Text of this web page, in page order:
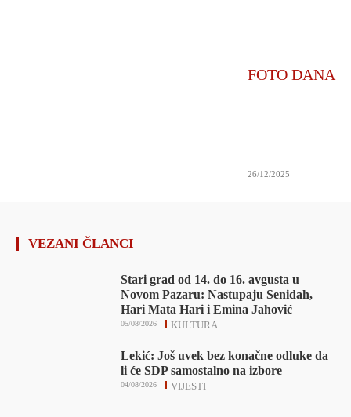
FOTO DANA
26/12/2025
VEZANI ČLANCI
Stari grad od 14. do 16. avgusta u
Novom Pazaru: Nastupaju Senidah,
Hari Mata Hari i Emina Jahović
KULTURA
05/08/2026
Lekić: Još uvek bez konačne odluke da
li će SDP samostalno na izbore
VIJESTI
04/08/2026